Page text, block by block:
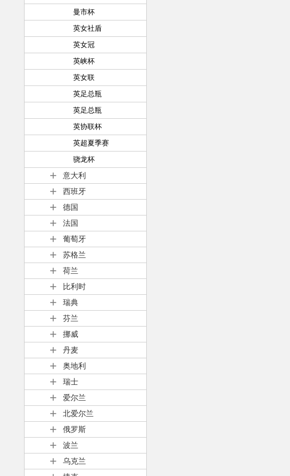
曼市杯
英女社盾
英女冠
英峡杯
英女联
英足总瓶
英足总瓶
英协联杯
英超夏季赛
骁龙杯
意大利
西班牙
德国
法国
葡萄牙
苏格兰
荷兰
比利时
瑞典
芬兰
挪威
丹麦
奥地利
瑞士
爱尔兰
北爱尔兰
俄罗斯
波兰
乌克兰